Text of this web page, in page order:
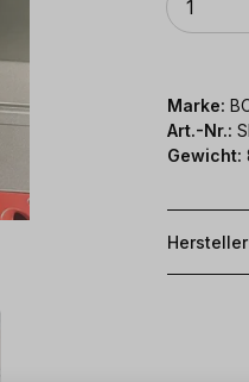
1
Marke:
Art.-Nr.:
Gewicht:
Hersteller